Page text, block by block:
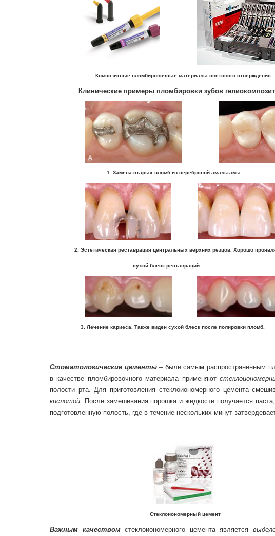
Композитные пломбировочные материалы светового отверждения
Клинические примеры пломбировки зубов
1. Замена старых пломб из серебряной амальгамы
2. Эстетическая реставрация центральных верхних резцов. Хорошо
сухой блеск реставраций.
3. Лечение кариеса. Также виден сухой блеск после полировки пломб.
Стоматологические цементы– были самым распространённым
в качестве пломбировочного материала применяют
полости рта. Для приготовления стеклоиономерного цемента
кислотой . После замешивания порошка и жидкости получается
подготовленную полость, где в течение нескольких минут
Стеклоиономерный цемент
Важным качествомстеклоиономерного цемента является